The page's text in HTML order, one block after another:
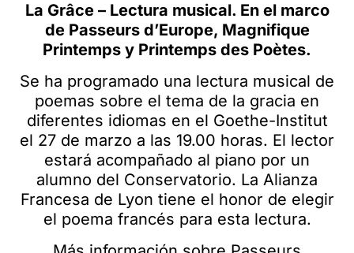
La Grâce – Lectura musical. En el marco
de Passeurs d’Europe, Magnifique
Printemps y Printemps des Poètes.
Se ha programado una lectura musical de
poemas sobre el tema de la gracia en
diferentes idiomas en el Goethe-Institut
el 27 de marzo a las 19.00 horas. El lector
estará acompañado al piano por un
alumno del Conservatorio. La Alianza
Francesa de Lyon tiene el honor de elegir
el poema francés para esta lectura.